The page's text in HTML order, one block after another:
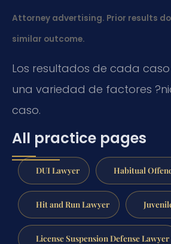
Attorney advertising. Prior results
similar outcome.
Los resultados de cada
una variedad de factores
caso.
All practice pages
DUI Lawyer Habitual
Hit and Run Lawyer
License Suspension Defense Lawyer